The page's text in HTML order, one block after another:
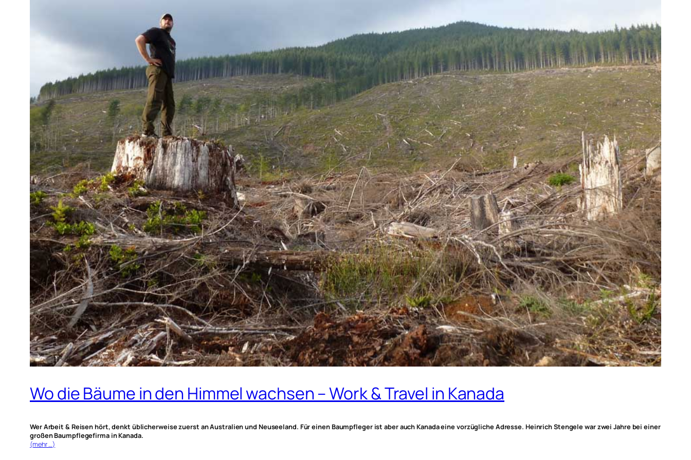
Wo die Bäume in den Himmel wachsen – Work & Travel in Kanada
Wer Arbeit & Reisen hört, denkt üblicherweise zuerst an Australien und Neuseeland. Für einen Baumpfleger ist aber auch Kanada eine vorzügliche Adresse. Heinrich Stengele war zwei Jahre bei einer
großen Baumpflegefirma in Kanada.
(mehr …)